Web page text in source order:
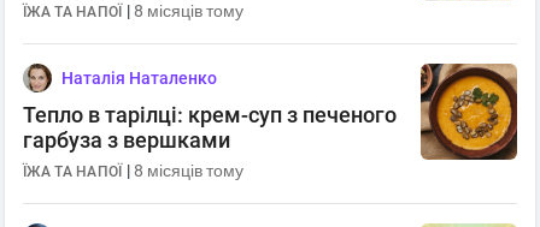
ЇЖА ТА НАПОЇ |8 місяців тому
Наталія Наталенко
Тепло в тарілці: крем-суп з печеного
гарбуза з вершками
ЇЖА ТА НАПОЇ |8 місяців тому